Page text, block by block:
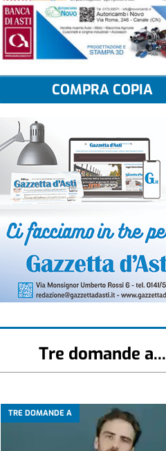
COMPRA COPIA
Tre domande a...
TRE DOMANDE A